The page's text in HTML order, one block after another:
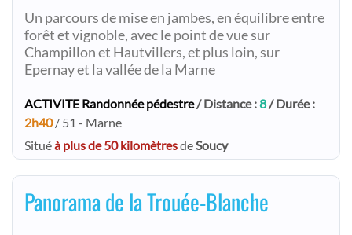
Un parcours de mise en jambes, en équilibre entre
forêt et vignoble, avec le point de vue sur
Champillon et Hautvillers, et plus loin, sur
Epernay et la vallée de la Marne
ACTIVITE Randonnée pédestre/ Distance :8/ Durée :
2h40/ 51 - Marne
Situéà plus de 50 kilomètresdeSoucy
Panorama de la Trouée-Blanche